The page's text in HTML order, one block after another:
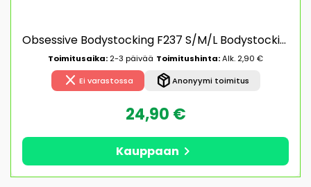
Obsessive Bodystocking F237 S/M/L Bodystocking
Toimitusaika: 2-3 päivää Toimitushinta:Alk. 2,90 €
close Ei varastossa package_2Anonyymi toimitus
24,90 €
Kauppaan chevron_right